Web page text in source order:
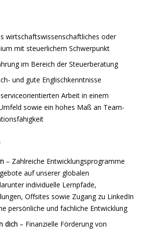
wirtschaftswissenschaftliches oder
mit steuerlichem Schwerpunkt
im Bereich der Steuerberatung
und gute Englischkenntnisse
Arbeit in einem
sowie ein hohes Maß an Team-
– Zahlreiche Entwicklungsprogramme
auf unserer globalen
individuelle Lernpfade,
Offsites sowie Zugang zu LinkedIn
persönliche und fachliche Entwicklung
dich – Finanzielle Förderung von